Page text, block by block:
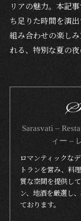
リアの魅力。本記
ち足りた時間を演
組み合わせの楽し
れる、特別な夏の夜
Sarasvati –
ィー –
ロマンティックな
トランを営み、料
質な空間を提供し
ン、地酒を厳選し
ております。